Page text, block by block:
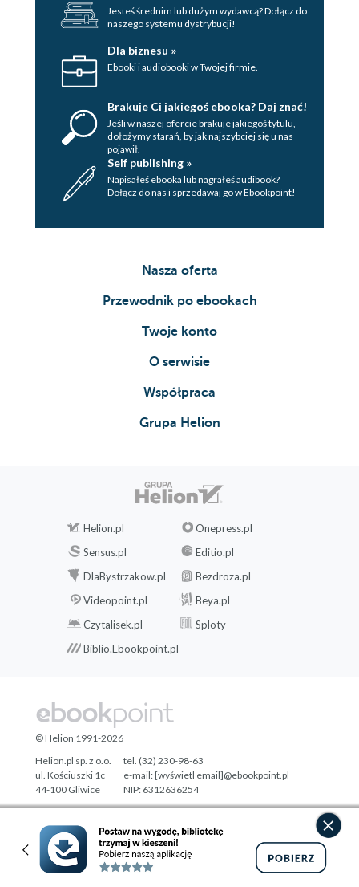
Jesteś średnim lub dużym wydawcą? Dołącz do
naszego systemu dystrybucji!
Dla biznesu »
Ebooki i audiobooki w Twojej firmie.
Brakuje Ci jakiegoś ebooka? Daj znać!
Jeśli w naszej ofercie brakuje jakiegoś tytulu,
dołożymy starań, by jak najszybciej się u nas
pojawił.
Self publishing »
Napisałeś ebooka lub nagrałeś audibook?
Dołącz do nas i sprzedawaj go w Ebookpoint!
Nasza oferta
Przewodnik po ebookach
Twoje konto
O serwisie
Współpraca
Grupa Helion
Helion.pl
Onepress.pl
Sensus.pl
Editio.pl
DlaBystrzakow.pl
Bezdroza.pl
Videopoint.pl
Beya.pl
Czytalisek.pl
Sploty
Biblio.Ebookpoint.pl
Designed with ♥ byTonik.pl
© Helion 1991-2026
Helion.pl sp. z o.o.
ul. Kościuszki 1c
44-100 Gliwice
tel. (32) 230-98-63
e-mail:[wyświetl email]@ebookpoint.pl
NIP: 6312636254
Regon: 241989027
Pełna wersja strony »